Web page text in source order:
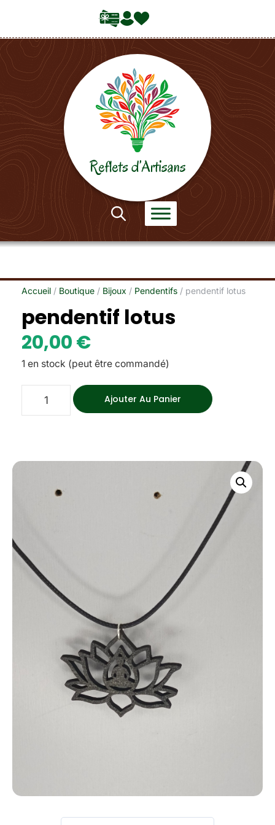
Accueil / Boutique / Bijoux / Pendentifs / pendentif lotus
pendentif lotus
20,00€
1 en stock (peut être commandé)
Ajouter Au Panier